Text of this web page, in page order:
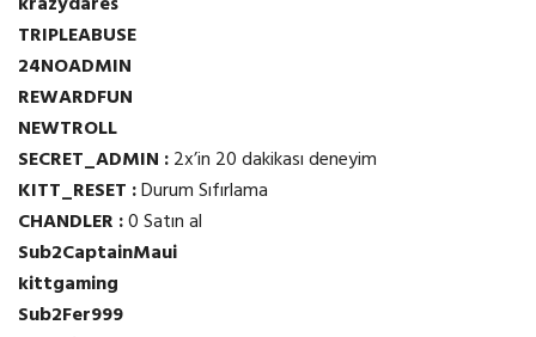
TRIPLEABUSE
24NOADMIN
REWARDFUN
NEWTROLL
SECRET_ADMIN :2x’in 20 dakikası deneyim
KITT_RESET :Durum Sıfırlama
CHANDLER :0 Satın al
Sub2CaptainMaui
kittgaming
Sub2Fer999